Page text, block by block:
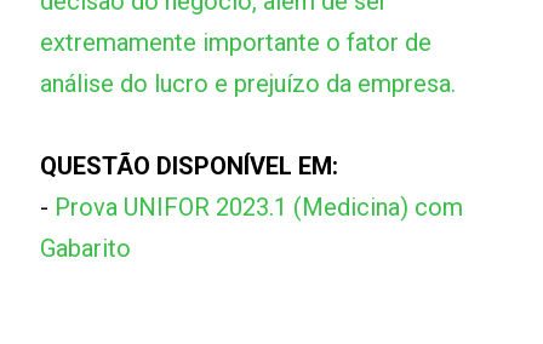
extremamente importante o fator de
análise do lucro e prejuízo da empresa.
QUESTÃO DISPONÍVEL EM:
- Prova UNIFOR 2023.1 (Medicina) com
Gabarito